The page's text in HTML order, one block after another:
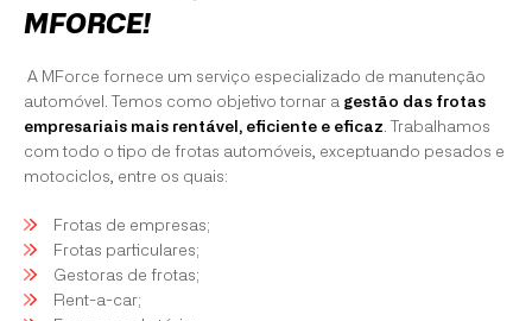
MFORCE!
A MForce fornece um serviço especializado de manutenção
automóvel. Temos como objetivo tornar a gestão das frotas
empresariais mais rentável, eficiente e eficaz. Trabalhamos
com todo o tipo de frotas automóveis, exceptuando pesados e
motociclos, entre os quais:
Frotas de empresas;
Frotas particulares;
Gestoras de frotas;
Rent-a-car;